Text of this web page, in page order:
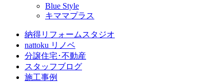
Blue Style
キママプラス
納得リフォームスタジオ
nattoku リノベ
分譲住宅･不動産
スタッフブログ
施工事例